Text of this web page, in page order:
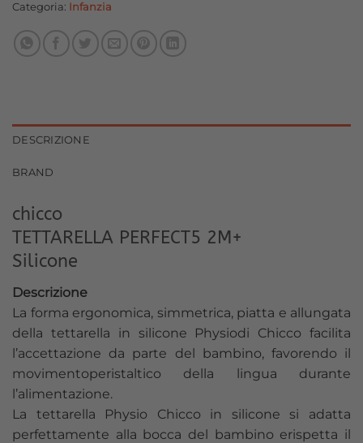
Categoria: Infanzia
DESCRIZIONE
BRAND
chicco
TETTARELLA PERFECT5 2M+
Silicone
Descrizione
La forma ergonomica, simmetrica, piatta e allungata
della tettarella in silicone Physiodi Chicco facilita
l’accettazione da parte del bambino, favorendo il
movimentoperistaltico della lingua durante
l’alimentazione.
La tettarella Physio Chicco in silicone si adatta
perfettamente alla bocca del bambino erispetta il